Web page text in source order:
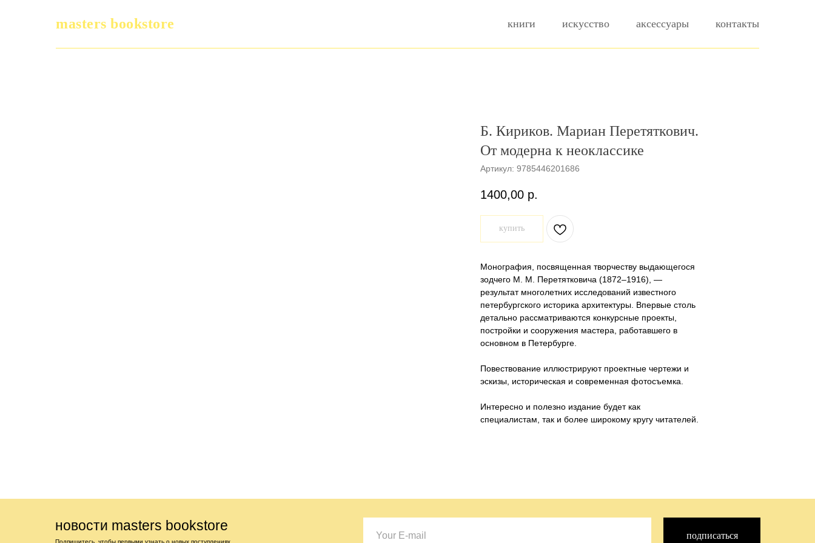
masters bookstore книги искусство аксессуары контакты
Б. Кириков. Мариан Перетяткович.
От модерна к неоклассике
Артикул: 9785446201686
1400,00 р.
купить
Монография, посвященная творчеству выдающегося
зодчего М. М. Перетятковича (1872–1916), —
результат многолетних исследований известного
петербургского историка архитектуры. Впервые столь
детально рассматриваются конкурсные проекты,
постройки и сооружения мастера, работавшего в
основном в Петербурге.
Повествование иллюстрируют проектные чертежи и
эскизы, историческая и современная фотосъемка.
Интересно и полезно издание будет как
специалистам, так и более широкому кругу читателей.
новости masters bookstore
Подпишитесь, чтобы первыми узнать о новых поступлениях,
подписаться